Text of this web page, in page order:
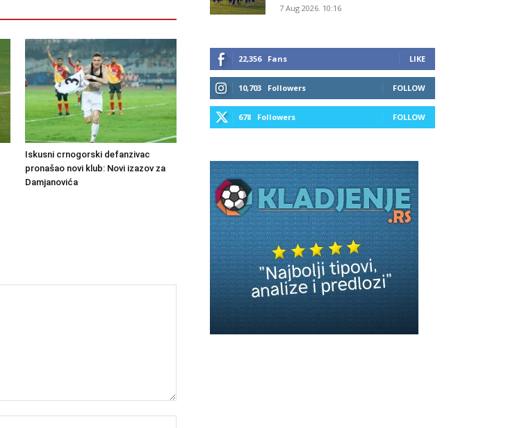
Iskusni crnogorski defanzivac
pronašao novi klub: Novi izazov za
Damjanovića
7 Aug 2026. 10:16
22,356 Fans LIKE
10,703 Followers FOLLOW
678 Followers FOLLOW